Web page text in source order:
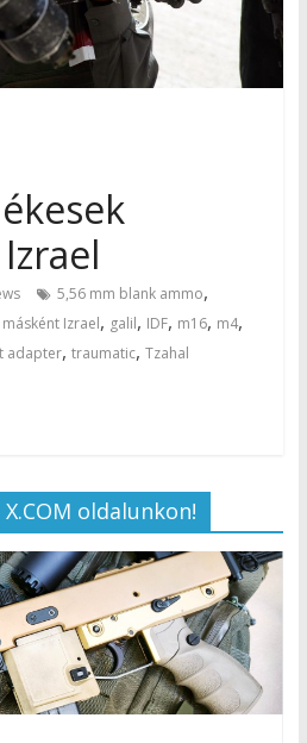
5,56 mm blank ammo,
Izrael, galil, IDF, m16, m4,
adapter, traumatic, Tzahal
oldalunkon!